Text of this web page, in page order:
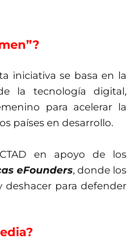
iniciativa se basa en la
la tecnología digital,
para acelerar la
países en desarrollo.
en apoyo de los
eFounders, donde los
para defender